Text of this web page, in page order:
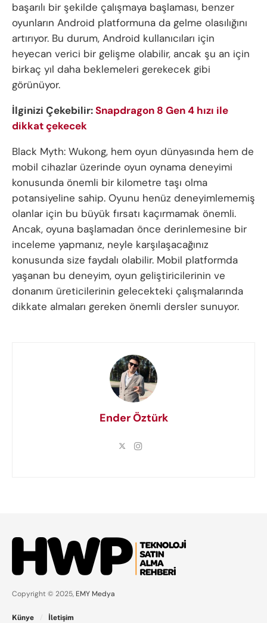
başarılı bir şekilde çalışmaya başlaması, benzer
oyunların Android platformuna da gelme olasılığını
artırıyor. Bu durum, Android kullanıcıları için
heyecan verici bir gelişme olabilir, ancak şu an için
birkaç yıl daha beklemeleri gerekecek gibi
görünüyor.
İlginizi Çekebilir:Snapdragon 8 Gen 4 hızı ile
dikkat çekecek
Black Myth: Wukong, hem oyun dünyasında hem de
mobil cihazlar üzerinde oyun oynama deneyimi
konusunda önemli bir kilometre taşı olma
potansiyeline sahip. Oyunu henüz deneyimlememiş
olanlar için bu büyük fırsatı kaçırmamak önemli.
Ancak, oyuna başlamadan önce derinlemesine bir
inceleme yapmanız, neyle karşılaşacağınız
konusunda size faydalı olabilir. Mobil platformda
yaşanan bu deneyim, oyun geliştiricilerinin ve
donanım üreticilerinin gelecekteki çalışmalarında
dikkate almaları gereken önemli dersler sunuyor.
Ender Öztürk
Copyright © 2025, EMY Medya
Künye İletişim